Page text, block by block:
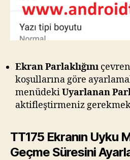
Ekran Parlaklığını
koşullarına göre
menüdekiUyarlanan
aktifleştirmeniz
TT175 Ekranın Uyku
Geçme Süresini